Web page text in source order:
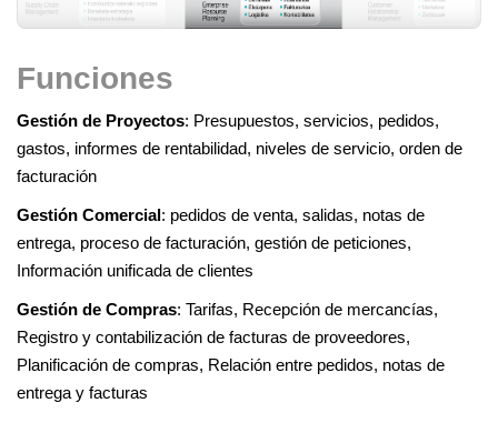
Funciones
Gestión de Proyectos: Presupuestos, servicios, pedidos,
gastos, informes de rentabilidad, niveles de servicio, orden de
facturación
Gestión Comercial : pedidos de venta, salidas, notas de
entrega, proceso de facturación, gestión de peticiones,
Información unificada de clientes
Gestión de Compras: Tarifas, Recepción de mercancías,
Registro y contabilización de facturas de proveedores,
Planificación de compras, Relación entre pedidos, notas de
entrega y facturas